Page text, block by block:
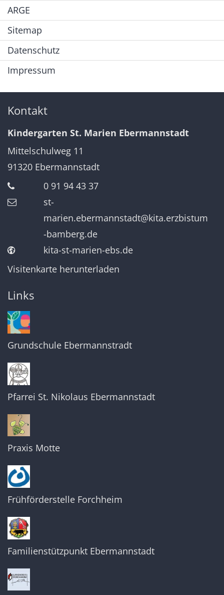
ARGE
Sitemap
Datenschutz
Impressum
Kontakt
Kindergarten St. Marien Ebermannstadt
Mittelschulweg 11
91320 Ebermannstadt
0 91 94 43 37
st-
marien.ebermannstadt@kita.erzbistum
-bamberg.de
kita-st-marien-ebs.de
Visitenkarte herunterladen
Links
Grundschule Ebermannstradt
Pfarrei St. Nikolaus Ebermannstadt
Praxis Motte
Frühförderstelle Forchheim
Familienstützpunkt Ebermannstadt